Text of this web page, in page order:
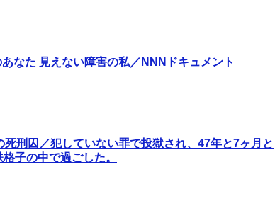
あなた 見えない障害の私／NNNドキュメント
死刑囚／犯していない罪で投獄され、47年と7ヶ月と
子の中で過ごした。